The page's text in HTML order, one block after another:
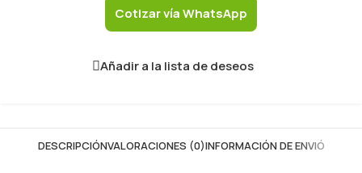
Cotizar vía WhatsApp
Añadir a la lista de deseos
DESCRIPCIÓNVALORACIONES (0)INFORMACIÓN DE ENVIÓ